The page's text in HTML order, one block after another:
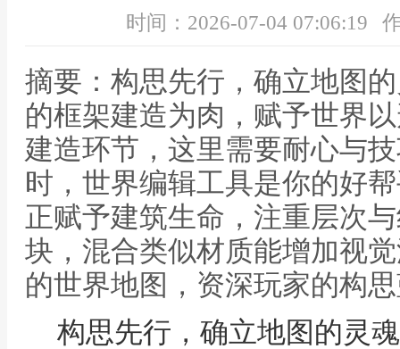
时间：2026-07-04 07:06:19
摘要：构思先行，确立地图
的框架建造为肉，赋予世界
建造环节，这里需要耐心与
时，世界编辑工具是你的好
正赋予建筑生命，注重层次
块，混合类似材质能增加视
的世界地图，资深玩家的构
构思先行，确立地图的灵魂